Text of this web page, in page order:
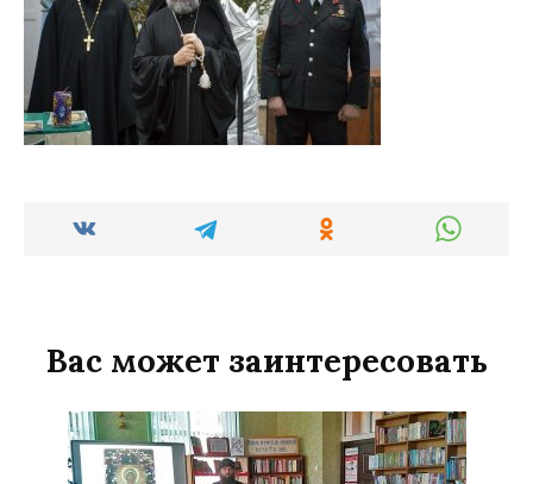
Вас может заинтересовать